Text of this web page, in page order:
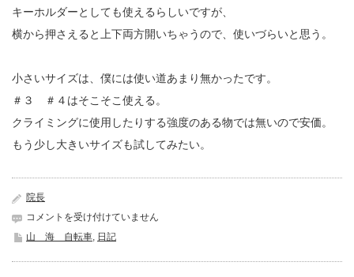
キーホルダーとしても使えるらしいですが、
横から押さえると上下両方開いちゃうので、使いづらいと思う。
小さいサイズは、僕には使い道あまり無かったです。
＃３ ＃４はそこそこ使える。
クライミングに使用したりする強度のある物では無いので安価。
もう少し大きいサイズも試してみたい。
院長
S-
BINER
コメントを受け付けていません
山 海 自転車 日記